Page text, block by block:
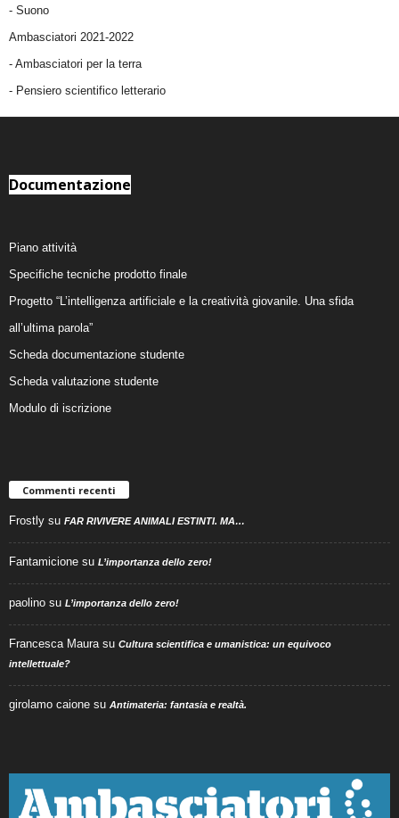
- Suono
Ambasciatori 2021-2022
- Ambasciatori per la terra
- Pensiero scientifico letterario
Documentazione
Piano attività
Specifiche tecniche prodotto finale
Progetto “L’intelligenza artificiale e la creatività giovanile. Una sfida
all’ultima parola”
Scheda documentazione studente
Scheda valutazione studente
Modulo di iscrizione
Commenti recenti
Frostly su FAR RIVIVERE ANIMALI ESTINTI. MA…
Fantamicione su L’importanza dello zero!
paolino su L’importanza dello zero!
Francesca Maura su Cultura scientifica e umanistica: un equivoco
intellettuale?
girolamo caione su Antimateria: fantasia e realtà.